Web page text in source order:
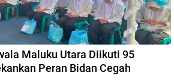
Maluku Utara Diikuti 95
Peran Bidan Cegah